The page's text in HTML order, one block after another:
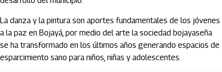
La danza y la pintura son aportes fundamentales de los jóvenes
a la paz en Bojayá, por medio del arte la sociedad bojayaseña
se ha transformado en los últimos años generando espacios de
esparcimiento sano para niños, niñas y adolescentes.